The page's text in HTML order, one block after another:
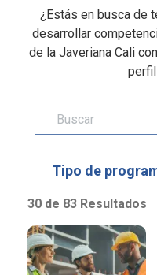
¿Estás en busca de
desarrollar
de la Javeriana Cali
Tipo de
30 de 83 Resultados